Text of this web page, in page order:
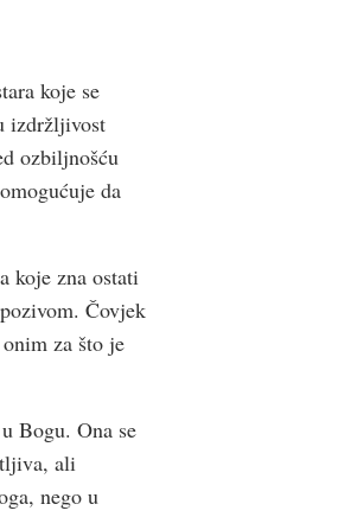
koje se
izdržljivost
ozbiljnošću
da
koje zna ostati
Čovjek
za što je
Bogu. Ona se
ali
nego u